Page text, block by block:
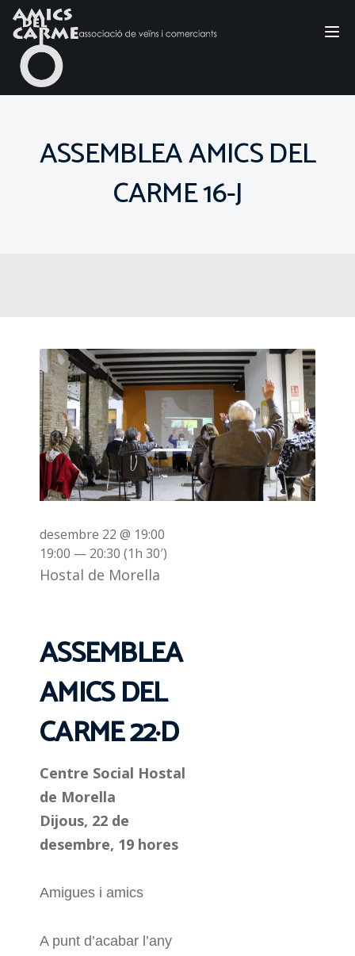
ASSEMBLEA AMICS DEL
CARME 16-J
ASSEMBLEA
AMICS DEL
CARME 22·D
Centre Social Hostal
de Morella
Dijous, 22 de
desembre, 19 hores
Amigues i amics
A punt d’acabar l’any
desembre 22 @ 19:00
19:00 — 20:30 (1h 30′)
Hostal de Morella